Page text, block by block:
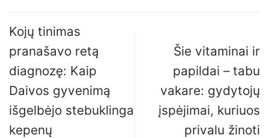
Kojų tinimas
pranašavo retą
diagnozę: Kaip
Daivos gyvenimą
išgelbėjo stebuklinga
kepenų
Šie vitaminai ir
papildai – tabu
vakare: gydytojų
įspėjimai, kuriuos
privalu žinoti